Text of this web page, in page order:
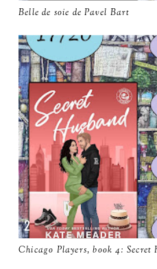
Belle de soie de Pavel Bart
Chicago Players, book 4: